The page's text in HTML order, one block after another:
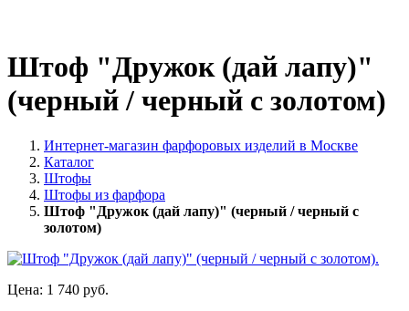
Штоф "Дружок (дай лапу)"
(черный / черный с золотом)
Интернет-магазин фарфоровых изделий в Москве
Каталог
Штофы
Штофы из фарфора
Штоф "Дружок (дай лапу)" (черный / черный с
золотом)
Цена: 1 740 руб.